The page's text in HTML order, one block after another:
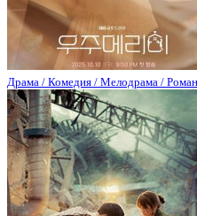
Драма / Комедия / Мелодрама /